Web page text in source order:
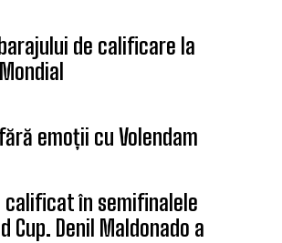
de calificare la
emoții cu Volendam
calificat în semifinalele
Cup. Denil Maldonado a